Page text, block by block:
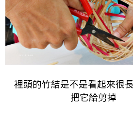
裡頭的竹結是不是看起來很
把它給剪掉